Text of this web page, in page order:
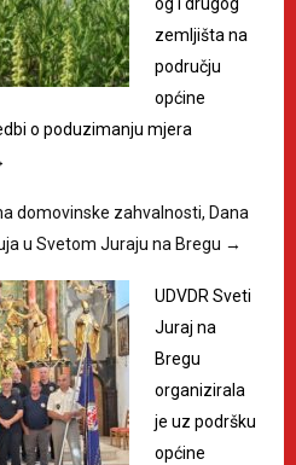
zemljišta na
području
općine
o poduzimanju mjera
domovinske zahvalnosti, Dana
u Svetom Juraju na Bregu →
UDVDR Sveti
Juraj na
Bregu
organizirala
je uz podršku
općine